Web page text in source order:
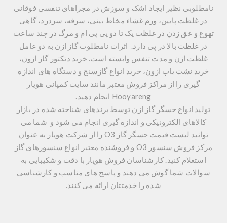
نامطلوبی نظیر ایجاد اشک و سوزش در مجراهای تنفسی فوقانی
در غلظت پایین، ورم غشاء مخاط بینی، سرفه، سردرد، گاهی
تهوع و عق زدن در غلظت یک تا دو پی پی ام و مرگ در چند ساعت
در غلظت بالا در پی دارد. اثرات نامطلوب گاز ازن به دو عامل
غلظت ازن و مدت تنفس وابسته است. خرید دتکتور گاز ازون،
خرید نشت یاب ازون، خرید انواع گازسنج و دستگاه های اندازه
گیری را از مراکز فروش معتبر مانند سایت کمپانی هویار
Hooyareng انجام دهید.
تولید انواع حسگر گاز ازن توسط برندهای شناخته شده در بازار
کالاهای الکترونیکی و اندازه گیری انجام می شود و شما می
توانید لیست قیمت حسگر گاز O3 را از شرکت هویار به عنوان
مرکز فروش سنسور O3 و فروشنده معتبر انواع سنسورهای گاز
استعلام کنید. کارشناسان فروش هویار با دقت و شکیبایی به
سوالات شما گوش می دهند و پاسخ های مناسب و کارشناسی
شده را خدمتتان ارائه می کنند.